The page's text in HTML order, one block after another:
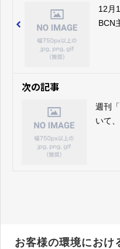
12月
BCN
次の記事
週刊
いて
お客様の環境におけ